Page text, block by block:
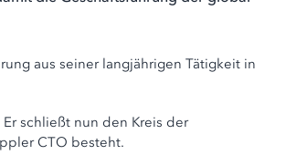
aus seiner langjährigen Tätigkeit in
schließt nun den Kreis der
CTO besteht.